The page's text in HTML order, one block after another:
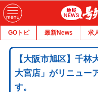
GOトピ 最新News 求
【大阪市旭区】千
大宮店」がリニュー
す。